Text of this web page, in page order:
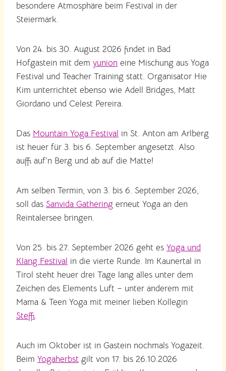
besondere Atmosphäre beim Festival in der
Steiermark.
Von 24. bis 30. August 2026 findet in Bad
Hofgastein mit dem yunion eine Mischung aus Yoga
Festival und Teacher Training statt. Organisator Hie
Kim unterrichtet ebenso wie Adell Bridges, Matt
Giordano und Celest Pereira.
Das Mountain Yoga Festival in St. Anton am Arlberg
ist heuer für 3. bis 6. September angesetzt. Also
auffi auf’n Berg und ab auf die Matte!
Am selben Termin, von 3. bis 6. September 2026,
soll das Sanvida Gathering erneut Yoga an den
Reintalersee bringen.
Von 25. bis 27. September 2026 geht es Yoga und
Klang Festival in die vierte Runde. Im Kaunertal in
Tirol steht heuer drei Tage lang alles unter dem
Zeichen des Elements Luft – unter anderem mit
Mama & Teen Yoga mit meiner lieben Kollegin
Steffi.
Auch im Oktober ist in Gastein nochmals Yogazeit.
Beim Yogaherbst gilt von 17. bis 26.10.2026